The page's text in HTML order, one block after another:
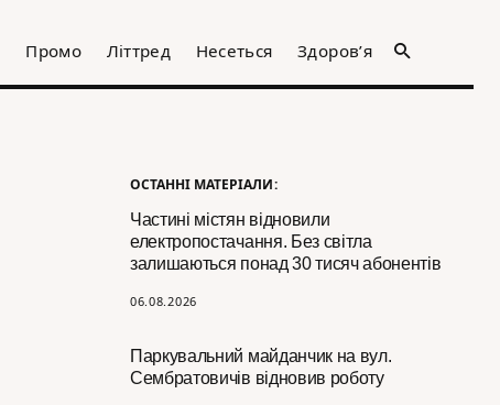
Промо Літтред Несеться Здоров’я
ОСТАННІ МАТЕРІАЛИ:
Частині містян відновили
електропостачання. Без світла
залишаються понад 30 тисяч абонентів
06.08.2026
Паркувальний майданчик на вул.
Сембратовичів відновив роботу